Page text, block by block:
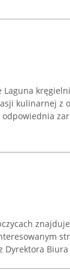
kulinarnej z